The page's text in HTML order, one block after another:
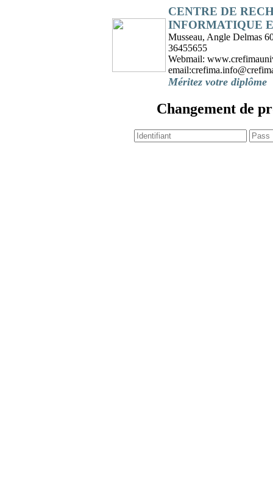
CENTRE DE
INFORMATIQUE
Musseau, Angle Delmas
36455655
Webmail:
Méritez votre diplôme
Changement de